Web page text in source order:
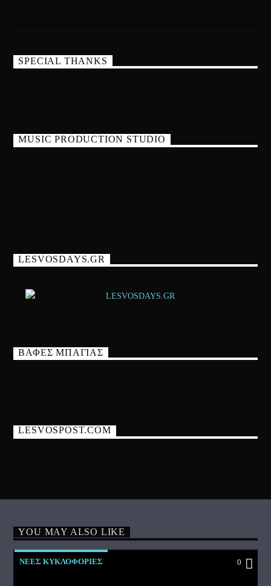
SPECIAL THANKS
MUSIC PRODUCTION STUDIO
LESVOSDAYS.GR
ΒΑΦΕΣ ΜΠΑΓΙΑΣ
LESVOSPOST.COM
YOU MAY ALSO LIKE
ΝΕΕΣ ΚΥΚΛΟΦΟΡΙΕΣ 0